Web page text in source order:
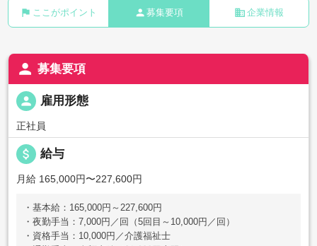
flag ここがポイント person 募集要項 business 企業情報
person 募集要項
person 雇用形態
正社員
attach_money 給与
月給 165,000円〜227,600円
・基本給：165,000円～227,600円
・夜勤手当：7,000円／回（5回目～10,000円／回）
・資格手当：10,000円／介護福祉士